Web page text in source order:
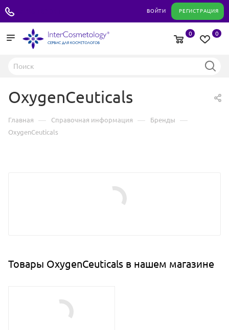
ВОЙТИ РЕГИСТРАЦИЯ
0
0
OxygenCeuticals
Главная — Справочная информация — Бренды —
OxygenCeuticals
Товары OxygenCeuticals в нашем магазине